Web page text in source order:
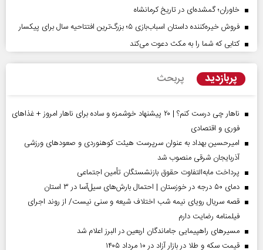
خاوران؛ گمشده‌ای در تاریخ کرمانشاه
فروش خیره‌کننده داستان اسباب‌بازی ۵؛ بزرگ‌ترین افتتاحیه سال برای پیکسار
کتابی که شما را به مکث دعوت می‌کند
پربازدید پربحث
ناهار چی درست کنم؟ | ۲۰ پیشنهاد خوشمزه و ساده برای ناهار امروز + غذاهای
فوری و اقتصادی
امیرحسین بهداد به عنوان سرپرست هیئت کوهنوردی و صعودهای ورزشی
آذربایجان شرقی منصوب شد
پرداخت مابه‌التفاوت حقوق بازنشستگان تأمین اجتماعی
دمای ۵۰ درجه در خوزستان | احتمال بارش‌های سیل‌آسا در ۳ استان
قصه سریال رویای نیمه شب اختلاف شیعه و سنی نیست/ از روند اجرای
فیلمنامه رضایت دارم
مسیر‌های راهپیمایی جاماندگان اربعین در البرز اعلام شد
قیمت سکه و طلا در بازار آزاد در ۱۰ مرداد ۱۴۰۵